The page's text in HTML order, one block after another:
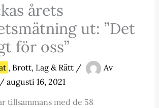
årets
ut: ”Det
för oss”
, Brott, Lag & Rätt/
Av
/ augusti 16, 2021
tillsammans med de 58